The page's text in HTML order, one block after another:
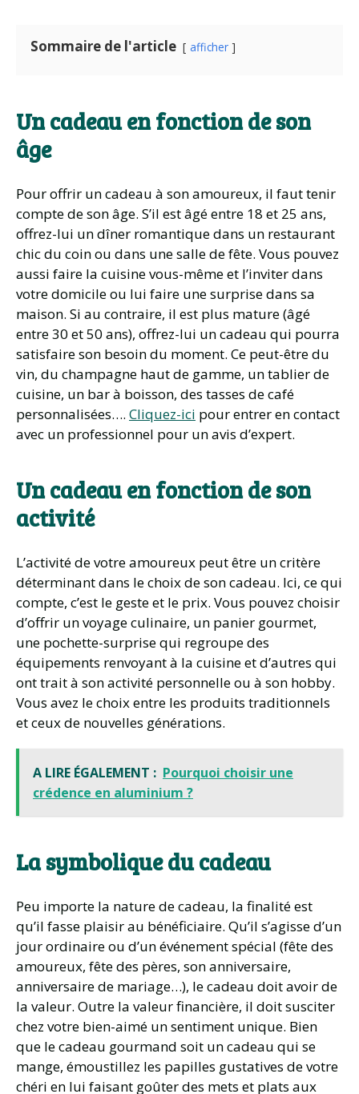
Sommaire de l'article afficher
Un cadeau en fonction de son
âge
Pour offrir un cadeau à son amoureux, il faut tenir
compte de son âge. S’il est âgé entre 18 et 25 ans,
offrez-lui un dîner romantique dans un restaurant
chic du coin ou dans une salle de fête. Vous pouvez
aussi faire la cuisine vous-même et l’inviter dans
votre domicile ou lui faire une surprise dans sa
maison. Si au contraire, il est plus mature (âgé
entre 30 et 50 ans), offrez-lui un cadeau qui pourra
satisfaire son besoin du moment. Ce peut-être du
vin, du champagne haut de gamme, un tablier de
cuisine, un bar à boisson, des tasses de café
personnalisées…. Cliquez-ici pour entrer en contact
avec un professionnel pour un avis d’expert.
Un cadeau en fonction de son
activité
L’activité de votre amoureux peut être un critère
déterminant dans le choix de son cadeau. Ici, ce qui
compte, c’est le geste et le prix. Vous pouvez choisir
d’offrir un voyage culinaire, un panier gourmet,
une pochette-surprise qui regroupe des
équipements renvoyant à la cuisine et d’autres qui
ont trait à son activité personnelle ou à son hobby.
Vous avez le choix entre les produits traditionnels
et ceux de nouvelles générations.
A LIRE ÉGALEMENT : Pourquoi choisir une
crédence en aluminium ?
La symbolique du cadeau
Peu importe la nature de cadeau, la finalité est
qu’il fasse plaisir au bénéficiaire. Qu’il s’agisse d’un
jour ordinaire ou d’un événement spécial (fête des
amoureux, fête des pères, son anniversaire,
anniversaire de mariage…), le cadeau doit avoir de
la valeur. Outre la valeur financière, il doit susciter
chez votre bien-aimé un sentiment unique. Bien
que le cadeau gourmand soit un cadeau qui se
mange, émoustillez les papilles gustatives de votre
chéri en lui faisant goûter des mets et plats aux